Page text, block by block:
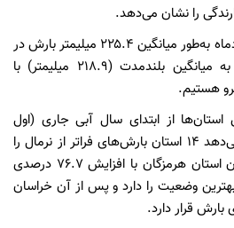
از ابتدای سال جاری تا ۹ خردادماه به‌طور میانگین ۲۲۵.۴ میلیمتر بارش در
کشور ثبت شده که نسبت به میانگین بلندمدت (۲۱۸.۹ میلیمتر) با
از ابتدای سال آبی جاری (اول
مهرماه سال گذشته) نشان می‌دهد ۱۴ استان بارش‌های فراتر از نرمال را
تجربه کرده‌اند که در این میان استان هرمزگان با افزایش ۷۶.۷ درصدی
وضعیت را دارد و پس از آن خراسان